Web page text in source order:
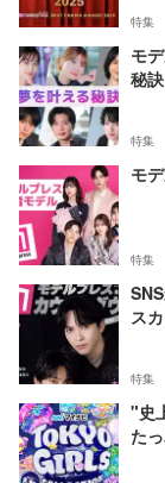
特集
モ
秘訣
特集
モ
特集
ス
特集
"史
た